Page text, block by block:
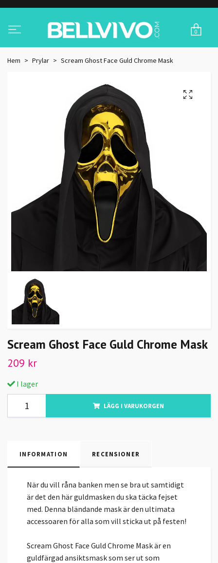
0
Hem Prylar Scream Ghost Face Guld Chrome Mask
Scream Ghost Face Guld Chrome Mask
209 kr
I lager
LÄGG I VARUKORGEN
INFORMATION RECENSIONER
När du vill råna banken men se bra ut samtidigt
är det den här guldmasken du ska täcka fejset
med. Denna bländande mask är den ultimata
accessoaren för alla som vill sticka ut på festen!
Scream Ghost Face Guld Chrome Mask är en
guldfärgad ansiktsmask som ser ut som